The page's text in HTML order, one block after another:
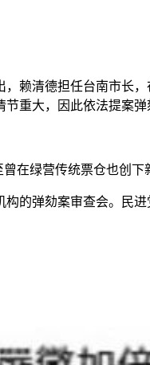
赖清德担任台南市长
重大，因此依法提案弹
在绿营传统票仓也创下
弹劾案审查会。民进